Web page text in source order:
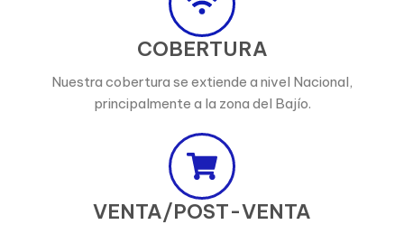
COBERTURA
Nuestra cobertura se extiende a nivel Nacional,
principalmente a la zona del Bajío.
VENTA/POST-VENTA